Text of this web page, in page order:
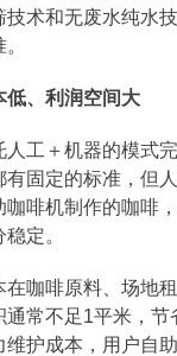
技术和无废水纯水
低、利润空间大
工＋机器的模式
有固定的标准，但
咖啡机制作的咖啡
定。
在咖啡原料、场地
常不足1平米，节
维护成本，用户自